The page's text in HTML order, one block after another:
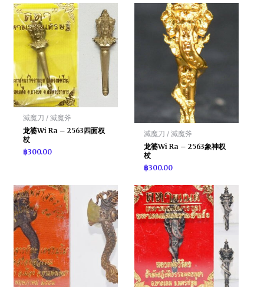
滅魔刀 / 滅魔斧
龙婆Wi Ra – 2563四面权
杖
฿300.00
滅魔刀 / 滅魔斧
龙婆Wi Ra – 2563象神权
杖
฿300.00